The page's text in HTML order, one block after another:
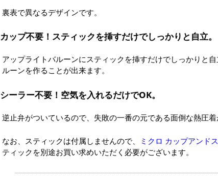
裏表で異なるデザインです。
カップ不要！スティックを挿すだけでしっかりと自立。
アップライトバルーンにスティックを挿すだけでしっかりと
ルーンを作ることが出来ます。
シーラー不要！空気を入れるだけでOK。
逆止弁がついているので、失敗の一番の元である面倒な熱圧
なお、スティックは付属しませんので、
ミクロ カップアンド
ティックを別途お買い求めいただく必要がございます。